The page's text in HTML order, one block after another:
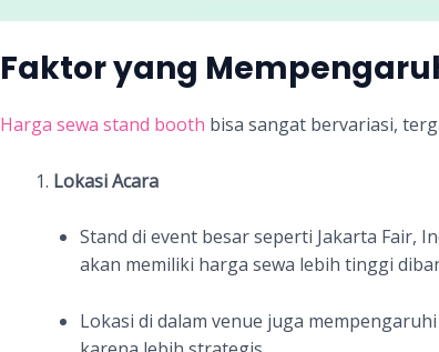
Faktor yang
Harga sewa stand booth bisa sangat bervariasi,
Lokasi Acara
Stand di event besar seperti Jakarta Fair,
akan memiliki harga sewa lebih tinggi
Lokasi di dalam venue juga